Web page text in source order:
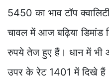
5450 का भाव टॉप
चावल में आज बढ़िया
रुपये तेज हुए हैं। धान में
उपर के रेट 1401 में दिखे